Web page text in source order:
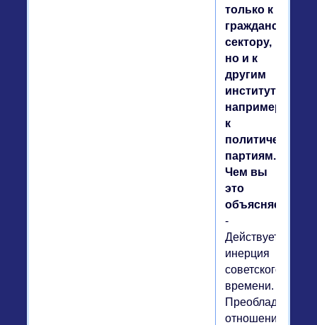
только к
гражданскому
сектору,
но и к
другим
институтам,
например,
к
политическим
партиям.
Чем вы
это
объясняете?
-
Действует
инерция
советского
времени.
Преобладает
отношение